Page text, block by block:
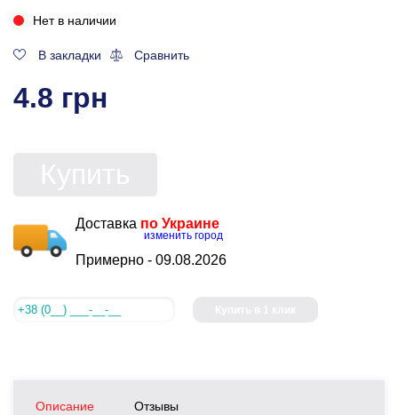
Нет в наличии
В закладки Сравнить
4.8 грн
Доставка по Украине
изменить город
Примерно - 09.08.2026
Описание Отзывы